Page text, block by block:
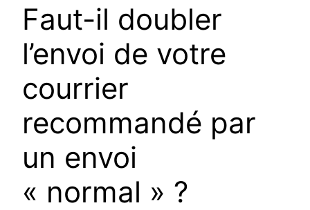
Faut-il doubler
l’envoi de votre
courrier
recommandé par
un envoi
« normal » ?